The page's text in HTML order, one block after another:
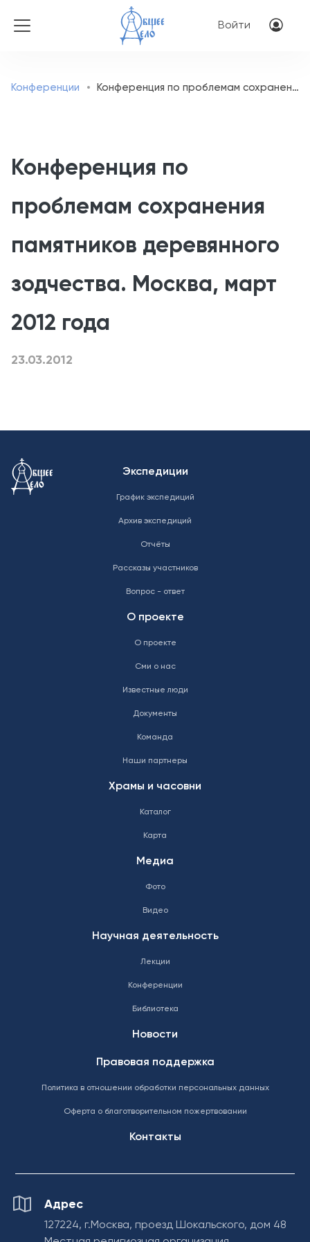
Меню
Войти
Конференции Конференция по проблемам сохранения памятников деревянного зодчества. Москва, март 2012 года
Конференция по
проблемам сохранения
памятников деревянного
зодчества. Москва, март
2012 года
23.03.2012
Меню в подвалеЭкспедиции
График экспедиций
Архив экспедиций
Отчёты
Рассказы участников
Вопрос - ответ
О проекте
О проекте
Сми о нас
Известные люди
Документы
Команда
Наши партнеры
Храмы и часовни
Каталог
Карта
Медиа
Фото
Видео
Научная деятельность
Лекции
Конференции
Библиотека
Новости
Правовая поддержка
Политика в отношении обработки персональных данных
Оферта о благотворительном пожертвовании
Контакты
Адрес
127224, г.Москва, проезд Шокальского, дом 48